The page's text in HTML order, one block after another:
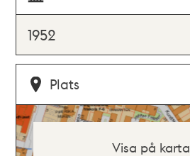
1952
Plats
Visa på karta